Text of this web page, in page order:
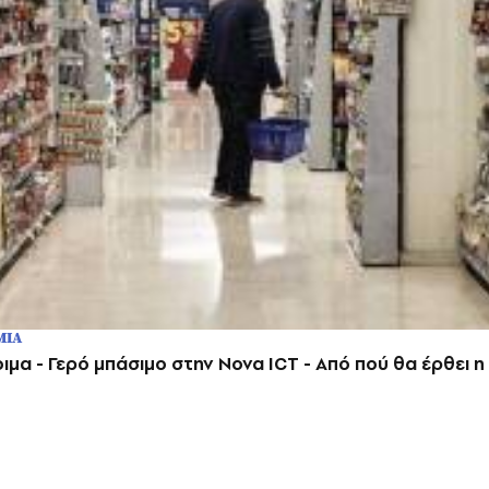
- Γερό μπάσιμο στην Nova ICT - Από πού θα έρθει